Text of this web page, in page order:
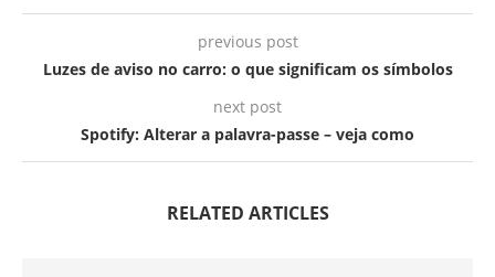
previous post
Luzes de aviso no carro: o que significam os símbolos
next post
Spotify: Alterar a palavra-passe – veja como
RELATED ARTICLES